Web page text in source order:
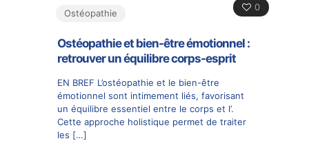
0
Ostéopathie
Ostéopathie et bien-être émotionnel :
retrouver un équilibre corps-esprit
EN BREF L’ostéopathie et le bien-être
émotionnel sont intimement liés, favorisant
un équilibre essentiel entre le corps et l’.
Cette approche holistique permet de traiter
les […]